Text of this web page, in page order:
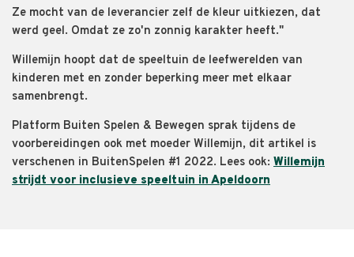
Ze mocht van de leverancier zelf de kleur uitkiezen, dat
werd geel. Omdat ze zo'n zonnig karakter heeft."
Willemijn hoopt dat de speeltuin de leefwerelden van
kinderen met en zonder beperking meer met elkaar
samenbrengt.
Platform Buiten Spelen & Bewegen sprak tijdens de
voorbereidingen ook met moeder Willemijn, dit artikel is
verschenen in BuitenSpelen #1 2022. Lees ook: Willemijn
strijdt voor inclusieve speeltuin in Apeldoorn